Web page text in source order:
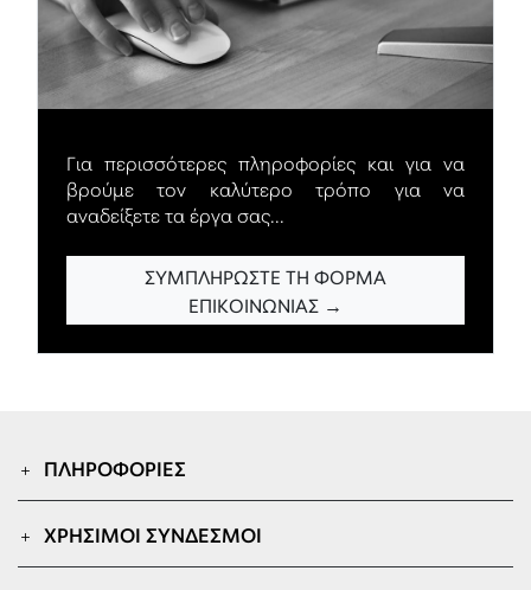
Για περισσότερες πληροφορίες και για να
βρούμε τον καλύτερο τρόπο για να
αναδείξετε τα έργα σας...
ΣΥΜΠΛΗΡΏΣΤΕ ΤΗ ΦΌΡΜΑ
ΕΠΙΚΟΙΝΩΝΊΑΣ →
ΠΛΗΡΟΦΟΡΊΕΣ
ΧΡΉΣΙΜΟΙ ΣΎΝΔΕΣΜΟΙ